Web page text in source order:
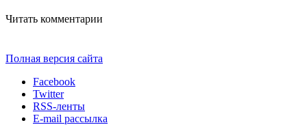
Читать комментарии
Полная версия сайта
Facebook
Twitter
RSS-ленты
E-mail рассылка